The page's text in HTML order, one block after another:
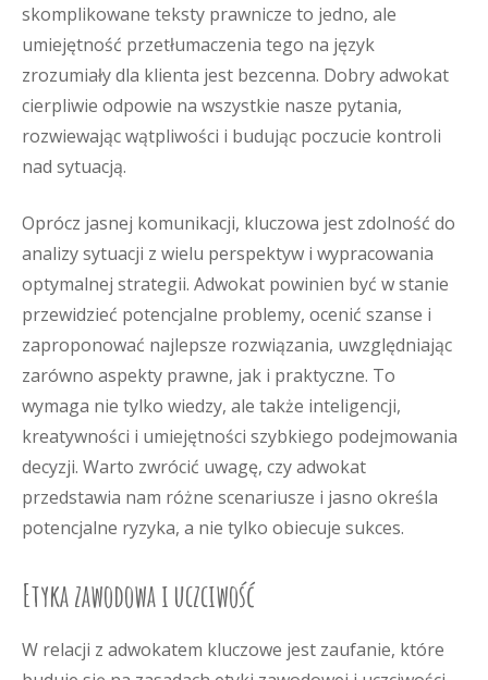
skomplikowane teksty prawnicze to jedno, ale
umiejętność przetłumaczenia tego na język
zrozumiały dla klienta jest bezcenna. Dobry adwokat
cierpliwie odpowie na wszystkie nasze pytania,
rozwiewając wątpliwości i budując poczucie kontroli
nad sytuacją.
Oprócz jasnej komunikacji, kluczowa jest zdolność do
analizy sytuacji z wielu perspektyw i wypracowania
optymalnej strategii. Adwokat powinien być w stanie
przewidzieć potencjalne problemy, ocenić szanse i
zaproponować najlepsze rozwiązania, uwzględniając
zarówno aspekty prawne, jak i praktyczne. To
wymaga nie tylko wiedzy, ale także inteligencji,
kreatywności i umiejętności szybkiego podejmowania
decyzji. Warto zwrócić uwagę, czy adwokat
przedstawia nam różne scenariusze i jasno określa
potencjalne ryzyka, a nie tylko obiecuje sukces.
Etyka zawodowa i uczciwość
W relacji z adwokatem kluczowe jest zaufanie, które